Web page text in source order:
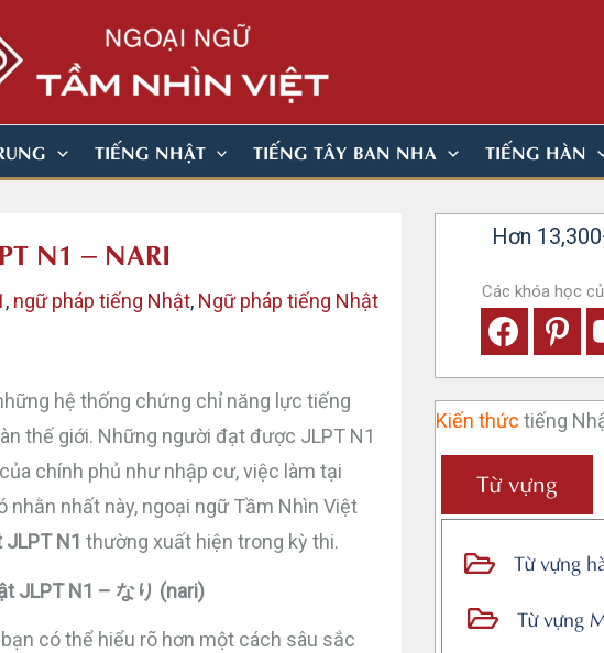
TIẾNG NHẬT TIẾNG TÂY BAN NHA TIẾNG HÀN
N1 – NARI
, ngữ pháp tiếng Nhật, Ngữ pháp tiếng Nhật
hệ thống chứng chỉ năng lực tiếng
thế giới. Những người đạt được JLPT N1
chính phủ như nhập cư, việc làm tại
nhất này, ngoại ngữ Tầm Nhìn Việt
N1 thường xuất hiện trong kỳ thi.
JLPT N1 – なり (nari)
có thể hiểu rõ hơn một cách sâu sắc
Hơn
Các khóa học
Kiến thức tiếng
Từ vựng
Từ vựng
Từ vựng